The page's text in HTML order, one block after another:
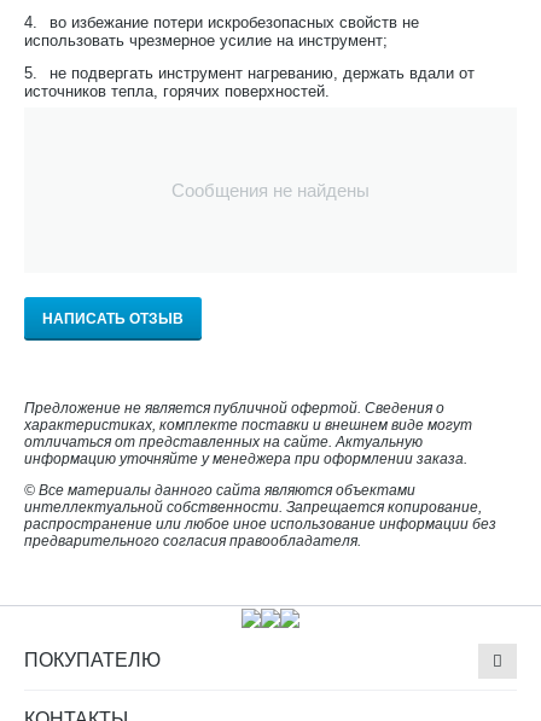
4.
во избежание потери искробезопасных свойств не
использовать чрезмерное усилие на инструмент;
5.
не подвергать инструмент нагреванию, держать вдали от
источников тепла, горячих поверхностей.
Сообщения не найдены
НАПИСАТЬ ОТЗЫВ
Предложение не является публичной офертой. Сведения о
характеристиках, комплекте поставки и внешнем виде могут
отличаться от представленных на сайте. Актуальную
информацию уточняйте у менеджера при оформлении заказа.
© Все материалы данного сайта являются объектами
интеллектуальной собственности. Запрещается копирование,
распространение или любое иное использование информации без
предварительного согласия правообладателя.
ПОКУПАТЕЛЮ